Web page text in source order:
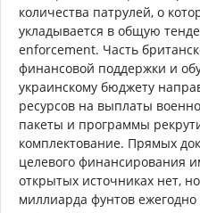
количества патрулей, о
укладывается в общую
enforcement. Часть
финансовой поддержки и
украинскому бюджету
ресурсов на выплаты
пакеты и программы
комплектование. Прямых
целевого финансирования
открытых источниках нет,
миллиарда фунтов